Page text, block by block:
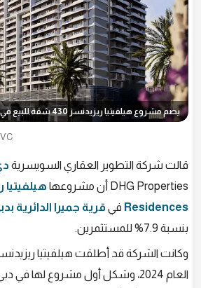
يضم مشروع هيلفيتيا ريزيدنسز 430 شقة للبيع في قرية جميرا الدائرية بدبي
قالت شركة التطوير العقاري السويسرية
DHG Properties أن مشروعها
Residences في قرية جميرا الدائرية
بنسبة 7.9% للمستثمرين.
وكانت الشركة قد أطلقت هيلفيتيا